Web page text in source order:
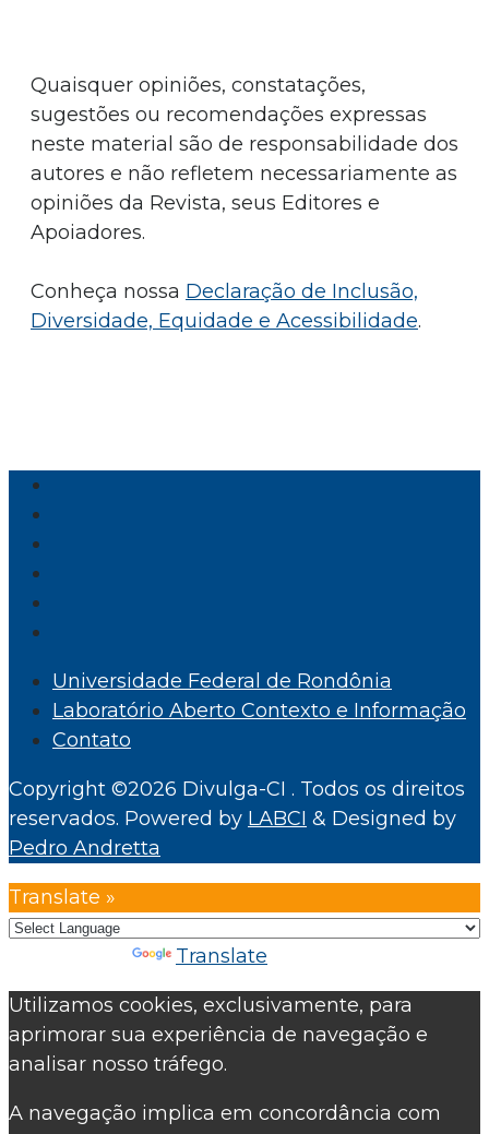
Quaisquer opiniões, constatações,
sugestões ou recomendações expressas
neste material são de responsabilidade dos
autores e não refletem necessariamente as
opiniões da Revista, seus Editores e
Apoiadores.
Conheça nossa Declaração de Inclusão,
Diversidade, Equidade e Acessibilidade.
Universidade Federal de Rondônia
Laboratório Aberto Contexto e Informação
Contato
Copyright ©2026 Divulga-CI . Todos os direitos
reservados. Powered by LABCI & Designed by
Pedro Andretta
Translate »
Translate
Utilizamos cookies, exclusivamente, para
aprimorar sua experiência de navegação e
analisar nosso tráfego.
A navegação implica em concordância com